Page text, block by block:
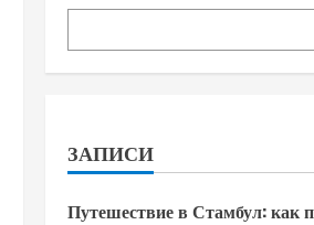
ЗАПИСИ
Путешествие в Стамбул: как